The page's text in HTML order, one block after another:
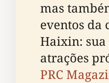
mas
eventos da
Haixin:
atrações
PRC